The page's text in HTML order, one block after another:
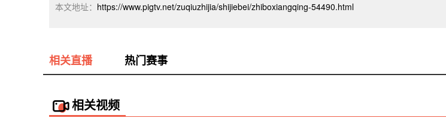
本文地址： https://www.pigtv.net/zuqiuzhijia/shijiebei/zhiboxiangqing-54490.html
相关直播 热门赛事
相关视频